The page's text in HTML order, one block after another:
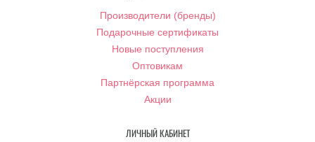
Производители (бренды)
Подарочные сертификаты
Новые поступления
Оптовикам
Партнёрская программа
Акции
ЛИЧНЫЙ КАБИНЕТ